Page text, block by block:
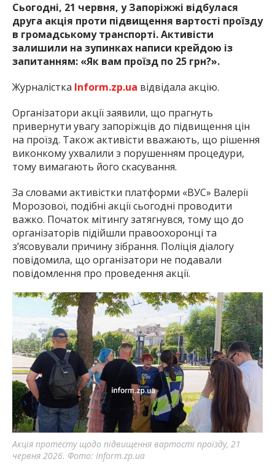
Сьогодні, 21 червня, у Запоріжжі відбулася
друга акція проти підвищення вартості проїзду
в громадському транспорті. Активісти
залишили на зупинках написи крейдою із
запитанням: «Як вам проїзд по 25 грн?».
Журналістка Inform.zp.ua відвідала акцію.
Організатори акції заявили, що прагнуть
привернути увагу запоріжців до підвищення цін
на проїзд. Також активісти вважають, що рішення
виконкому ухвалили з порушенням процедури,
тому вимагають його скасування.
За словами активістки платформи «ВУС» Валерії
Морозової, подібні акції сьогодні проводити
важко. Початок мітингу затягнувся, тому що до
організаторів підійшли правоохоронці та
з’ясовували причину зібрання. Поліція діалогу
повідомила, що організатори не подавали
повідомлення про проведення акції.
Акція протесту щодо підвищення вартості проїзду, 21
червня 2026. Фото: Inform.zp.ua